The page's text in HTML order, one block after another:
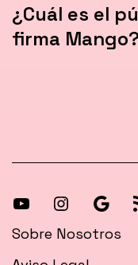
¿Cuál es el
firma Mango?
[27-
icon
[27-
icon
en
Sobre Nosotros